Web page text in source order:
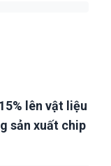
lên vật liệu
sản xuất chip